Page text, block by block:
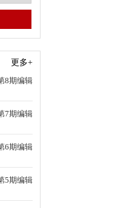
更多+
8期编辑
7期编辑
6期编辑
5期编辑